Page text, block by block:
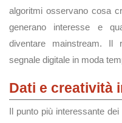
algoritmi osservano cosa
generano interesse e
diventare mainstream. Il
segnale digitale in moda
Dati e creatività
Il punto più interessante dei